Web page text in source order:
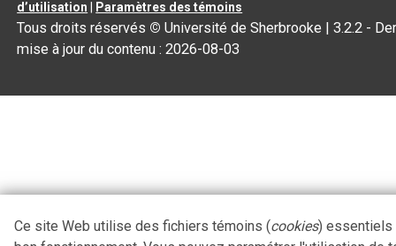
d’utilisation
Paramètres des témoins
Tous droits réservés © Université de Sherbrooke |3.2.2 -
mise à jour du contenu :2026-08-03
Ce site Web utilise des fichiers témoins (cookies) essentiels